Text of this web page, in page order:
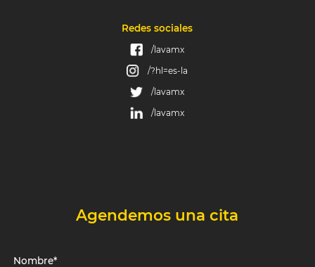
Redes sociales
/lavamx
/?hl=es-la
/lavamx
/lavamx
Agendemos una cita
Nombre*